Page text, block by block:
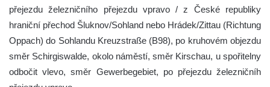
přejezdu železničního přejezdu vpravo / z České republiky
hraniční přechod Šluknov/Sohland nebo Hrádek/Zittau (Richtung
Oppach) do Sohlandu Kreuzstraße (B98), po kruhovém objezdu
směr Schirgiswalde, okolo náměstí, směr Kirschau, u spořitelny
odbočit vlevo, směr Gewerbegebiet, po přejezdu železničníh